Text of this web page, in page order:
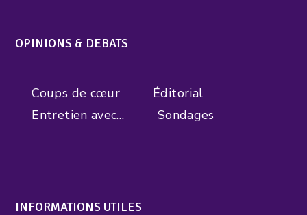
OPINIONS & DEBATS
Coups de cœur
Éditorial
Entretien avec…
Sondages
INFORMATIONS UTILES